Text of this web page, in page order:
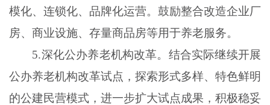
模化、连锁化、品牌化运营。鼓励整合改造企业厂
房、商业设施、存量商品房等用于养老服务。
5.深化公办养老机构改革。结合实际继续开展
公办养老机构改革试点，探索形式多样、特色鲜明
的公建民营模式，进一步扩大试点成果，积极稳妥